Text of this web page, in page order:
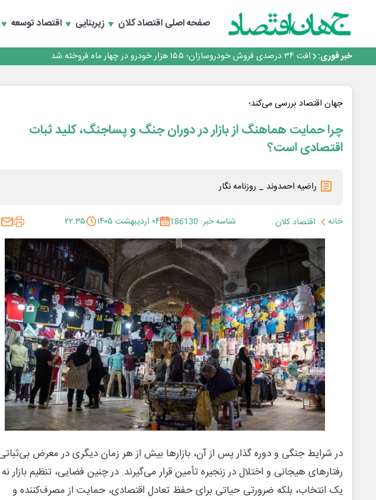
صفحه اصلیاقتصاد کلان زیربنایی اقتصاد توسعه
خبر فوری:
رشد بازار رمزارزها؛ کاربران پیش از ورود چه نکاتی را باید بدانند؟
ساماندهی صنعت تلفن همراه در انتظارسیاست جدیددولت؛حمایت ازتولید وخدمات
افت ۳۴ درصدی فروش خودروسازان؛ ۱۵۵ هزار خودرو در چهار ماه فروخته شد
*پیام دکتر اسلام کریمی به مناسبت روز خبرنگار*
رشد بازار رمزارزها؛ کاربران پیش از ورود چه نکاتی را باید بدانند؟
ساماندهی صنعت تلفن همراه در انتظارسیاست جدیددولت؛حمایت ازتولید وخدمات
جهان اقتصاد بررسی می‌کند؛
چرا حمایت هماهنگ از بازار در دوران جنگ و پسا‌جنگ، کلید ثبات
اقتصادی است؟
راضیه احمدوند _ روزنامه نگار
خانه اقتصاد کلان شناسه خبر: 186130 ۰۴ اردیبهشت ۱۴۰۵ ۲۲:۳۵
در شرایط جنگی و دوره گذار پس از آن، بازارها بیش از هر زمان دیگری در معرض
رفتارهای هیجانی و اختلال در زنجیره تأمین قرار می‌گیرند. در چنین فضایی، تنظیم بازار نه
یک انتخاب، بلکه ضرورتی حیاتی برای حفظ تعادل اقتصادی، حمایت از مصرف‌کننده و